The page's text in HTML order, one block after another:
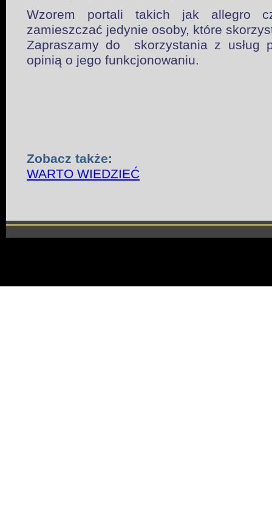
Wzorem portali takich jak allegro
zamieszczać jedynie osoby, które
Zapraszamy do skorzystania z usług
opinią o jego funkcjonowaniu.
Zobacz także:
WARTO WIEDZIEĆ